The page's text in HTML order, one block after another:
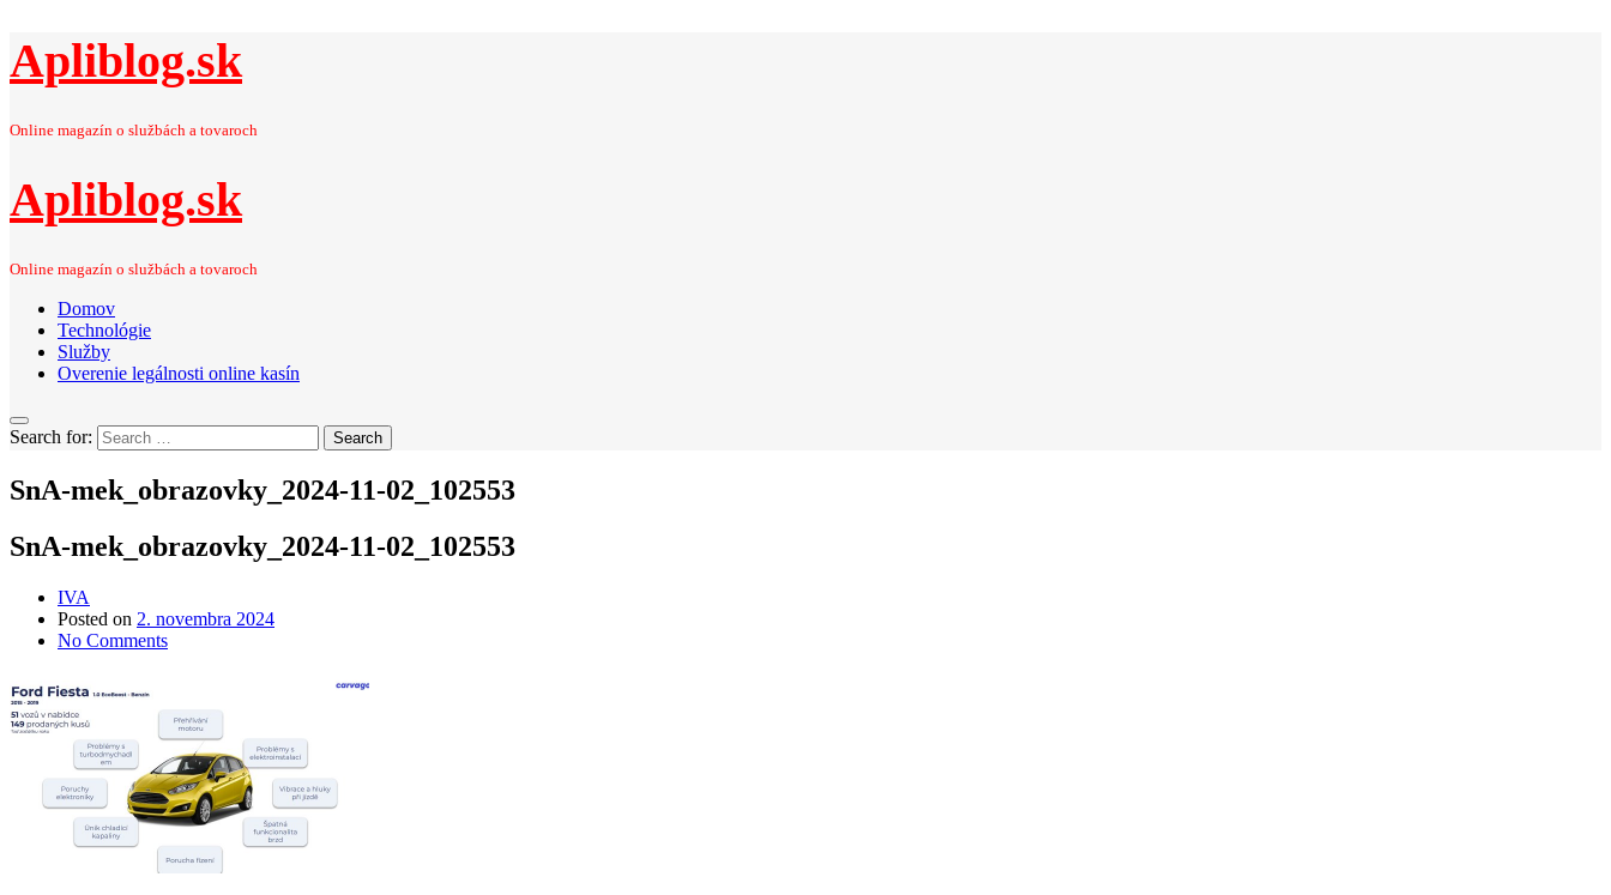
Apliblog.sk
Online magazín o službách a tovaroch
Apliblog.sk
Online magazín o službách a tovaroch
Domov
Technológie
Služby
Overenie legálnosti online kasín
Search for: Search
SnA-mek_obrazovky_2024-11-02_102553
SnA-mek_obrazovky_2024-11-02_102553
IVA
Posted on 2. novembra 2024
No Comments